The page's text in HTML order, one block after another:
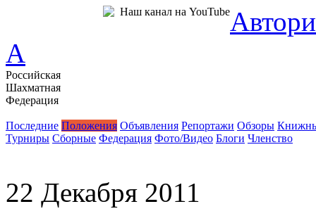
Наш канал на YouTube
A
Российская
Шахматная
Федерация
Последние Положения Объявления Репортажи Обзоры
Турниры Сборные Федерация Фото/Видео Блоги Членство
22 Декабря 2011